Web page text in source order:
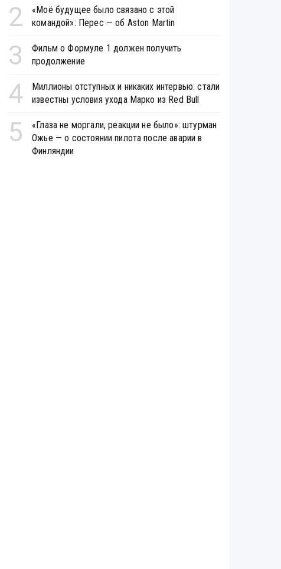
2
«Моё будущее было связано с этой
командой»: Перес — об Aston Martin
3
Фильм о Формуле 1 должен получить
продолжение
4
Миллионы отступных и никаких интервью: стали
известны условия ухода Марко из Red Bull
5
«Глаза не моргали, реакции не было»: штурман
Ожье — о состоянии пилота после аварии в
Финляндии